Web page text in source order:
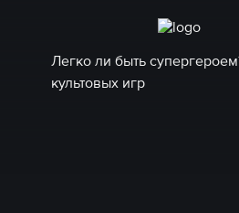
Легко ли быть
культовых игр